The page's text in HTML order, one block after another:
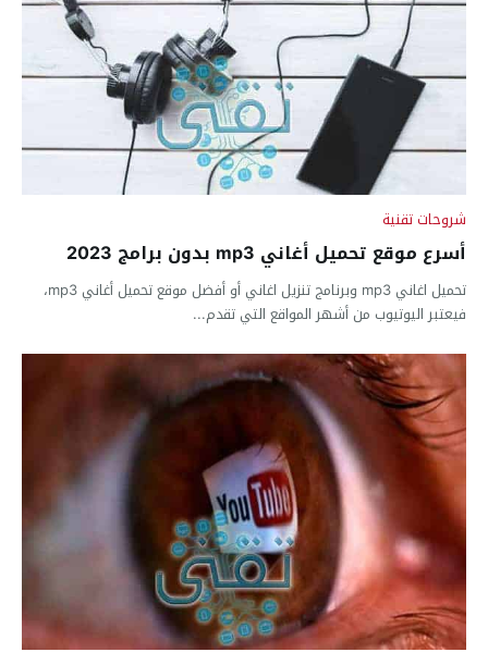
شروحات تقنية
أسرع موقع تحميل أغاني mp3 بدون برامج 2023
تحميل اغاني mp3 وبرنامج تنزيل اغاني أو أفضل موقع تحميل أغاني mp3،
فيعتبر اليوتيوب من أشهر المواقع التي تقدم...